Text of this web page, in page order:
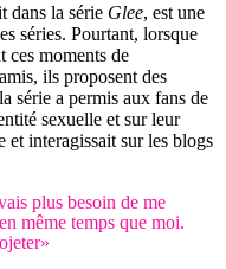
dans la série Glee, est une
séries. Pourtant, lorsque
ces moments de
ils proposent des
série a permis aux fans de
sexuelle et sur leur
interagissait sur les blogs
plus besoin de me
même temps que moi.